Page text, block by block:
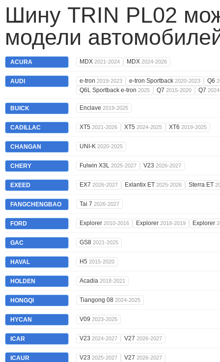
Шину TRIN PL02
модели
ACURA MDX 2021-2024 MDX 2024-2026
AUDI e-tron 2019-2023 e-tron Sportback 2020-2023 Q6
Q6L Sportback e-tron 2025 Q7 2015-2020 Q7
BUICK Enclave 2019-2025
CADILLAC XT5 2021-2026 XT5 2024-2025 XT6 2019-2025
CHANGAN UNI-K 2020-2025
CHERY Fulwin X3L 2025-2027 V23 2026-2027
EXEED EX7 2026-2027 Exlantix ET 2025-2026 Sterra ET
FANGCHENGBAO Tai 7 2026-2027
FORD Explorer 2010-2016 Explorer 2018-2019 Explorer
GAC GS8 2021-2025
HAVAL H5 2015-2020
HOLDEN Acadia 2018-2021
HONGQI Tiangong 08 2024-2025
HYCAN V09 2023-2025
ICAR V23 2024-2027 V27 2026-2027
ICAUR V23 2025-2027 V27 2026-2027